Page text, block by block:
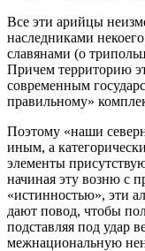
Все эти арийцы
наследниками
славянами (о
Причем территорию
современным
правильному»
Поэтому «наши
иным, а
элементы
начиная эту возню с
«истинностью», эти
дают повод, чтобы
подставляя под удар
межнациональную